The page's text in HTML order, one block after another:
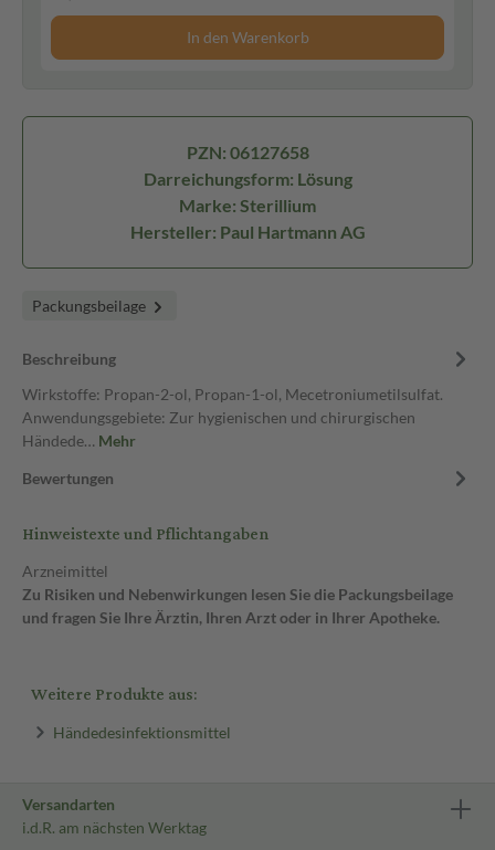
In den Warenkorb
PZN: 06127658
Darreichungsform: Lösung
Marke: Sterillium
Hersteller: Paul Hartmann AG
Packungsbeilage
Beschreibung
Wirkstoffe: Propan-2-ol, Propan-1-ol, Mecetroniumetilsulfat.
Anwendungsgebiete: Zur hygienischen und chirurgischen
Händede… Mehr
Bewertungen
Hinweistexte und Pflichtangaben
Arzneimittel
Zu Risiken und Nebenwirkungen lesen Sie die Packungsbeilage
und fragen Sie Ihre Ärztin, Ihren Arzt oder in Ihrer Apotheke.
Weitere Produkte aus:
Händedesinfektionsmittel
Versandarten
i.d.R. am nächsten Werktag